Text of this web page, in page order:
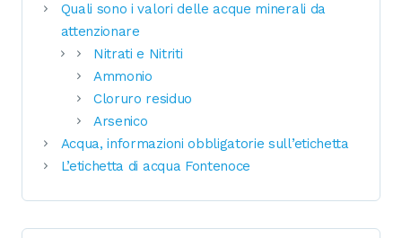
Quali sono i valori delle acque minerali da
attenzionare
Nitrati e Nitriti
Ammonio
Cloruro residuo
Arsenico
Acqua, informazioni obbligatorie sull’etichetta
L’etichetta di acqua Fontenoce